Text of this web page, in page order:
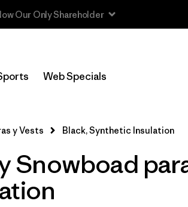
Work in Progress Report
Web Specials
y Vests Black, Synthetic Insulation
Snowboad